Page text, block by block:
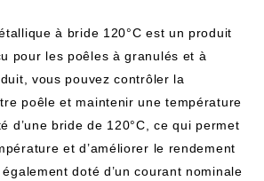
à bride 120°C est un produit
pour les poêles à granulés et à
vous pouvez contrôler la
poêle et maintenir une température
d’une bride de 120°C, ce qui permet
et d’améliorer le rendement
doté d’un courant nominale